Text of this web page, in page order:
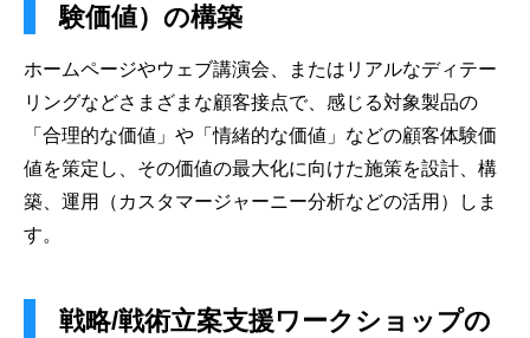
験価値）の構築
ホームページやウェブ講演会、またはリアルなディテー
リングなどさまざまな顧客接点で、感じる対象製品の
「合理的な価値」や「情緒的な価値」などの顧客体験価
値を策定し、その価値の最大化に向けた施策を設計、構
築、運用（カスタマージャーニー分析などの活用）しま
す。
戦略/戦術立案支援ワークショップの